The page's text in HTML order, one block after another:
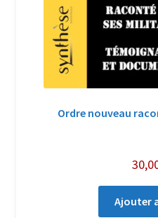
Suivi de la Commande
Ordre nouveau
Ajouter